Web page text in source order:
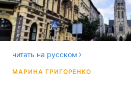
читать на русском